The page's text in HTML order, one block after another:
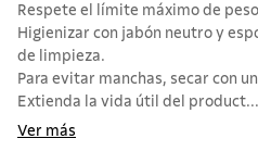
Respete el límite máximo de
Higienizar con jabón neutro y
de limpieza.
Para evitar manchas, secar con
Extienda la vida útil del product...
Ver más